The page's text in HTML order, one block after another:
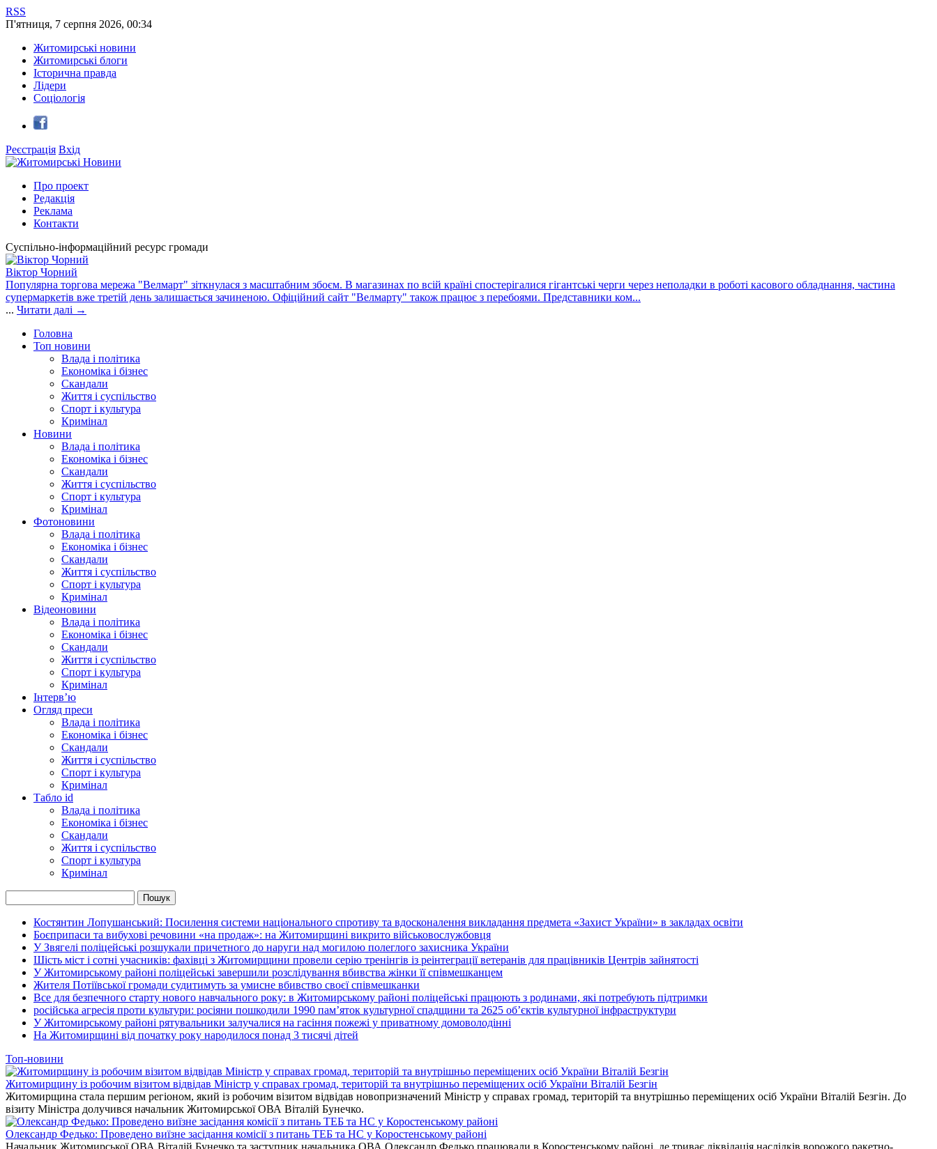
RSS
П'ятниця, 7 серпня 2026, 00:34
Житомирські новини
Житомирські блоги
Історична правда
Лідери
Соціологія
Реєстрація Вхід
Про проект
Редакція
Реклама
Контакти
Суспільно-інформаційний ресурс громади
Віктор Чорний
Популярна торгова мережа "Велмарт" зіткнулася з масштабним збоєм. В магазинах по всій країні спостерігалися гігантські черги через неполадки в роботі касового обладнання, частина
супермаркетів вже третій день залишається зачиненою. Офіційний сайт "Велмарту" також працює з перебоями. Представники ком...
... Читати далі →
Головна
Топ новини
Влада і політика
Економіка і бізнес
Скандали
Життя і суспільство
Спорт і культура
Кримінал
Новини
Влада і політика
Економіка і бізнес
Скандали
Життя і суспільство
Спорт і культура
Кримінал
Фотоновини
Влада і політика
Економіка і бізнес
Скандали
Життя і суспільство
Спорт і культура
Кримінал
Відеоновини
Влада і політика
Економіка і бізнес
Скандали
Життя і суспільство
Спорт і культура
Кримінал
Інтерв’ю
Огляд преси
Влада і політика
Економіка і бізнес
Скандали
Життя і суспільство
Спорт і культура
Кримінал
Табло id
Влада і політика
Економіка і бізнес
Скандали
Життя і суспільство
Спорт і культура
Кримінал
Костянтин Лопушанський: Посилення системи національного спротиву та вдосконалення викладання предмета «Захист України» в закладах освіти
Боєприпаси та вибухові речовини «на продаж»: на Житомирщині викрито військовослужбовця
У Звягелі поліцейські розшукали причетного до наруги над могилою полеглого захисника України
Шість міст і сотні учасників: фахівці з Житомирщини провели серію тренінгів із реінтеграції ветеранів для працівників Центрів зайнятості
У Житомирському районі поліцейські завершили розслідування вбивства жінки її співмешканцем
Жителя Потіївської громади судитимуть за умисне вбивство своєї співмешканки
Все для безпечного старту нового навчального року: в Житомирському районі поліцейські працюють з родинами, які потребують підтримки
російська агресія проти культури: росіяни пошкодили 1990 пам’яток культурної спадщини та 2625 об’єктів культурної інфраструктури
У Житомирському районі рятувальники залучалися на гасіння пожежі у приватному домоволодінні
На Житомирщині від початку року народилося понад 3 тисячі дітей
Топ-новини
Житомирщину із робочим візитом відвідав Міністр у справах громад, територій та внутрішньо переміщених осіб України Віталій Безгін
Житомирщина стала першим регіоном, який із робочим візитом відвідав новопризначений Міністр у справах громад, територій та внутрішньо переміщених осіб України Віталій Безгін. До
візиту Міністра долучився начальник Житомирської ОВА Віталій Бунечко.
Олександр Федько: Проведено виїзне засідання комісії з питань ТЕБ та НС у Коростенському районі
Начальник Житомирської ОВА Віталій Бунечко та заступник начальника ОВА Олександр Федько працювали в Коростенському районі, де триває ліквідація наслідків ворожого ракетно-